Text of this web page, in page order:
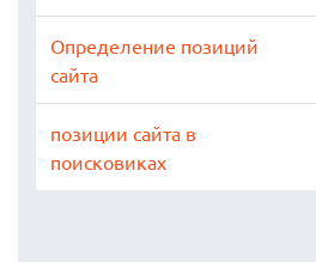
Определение позиций
сайта
позиции сайта в
поисковиках